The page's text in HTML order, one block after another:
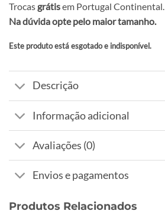
Trocas grátisem Portugal Continental.
Na dúvida opte pelo maior tamanho.
Este produto está esgotado e indisponível.
Alternative:
Descrição
Informação adicional
Avaliações (0)
Envios e pagamentos
Produtos Relacionados